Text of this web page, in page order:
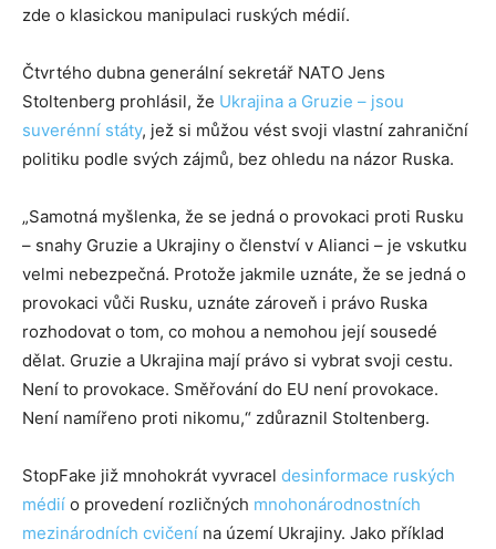
zde o klasickou manipulaci ruských médií.
Čtvrtého dubna generální sekretář NATO Jens
Stoltenberg prohlásil, že Ukrajina a Gruzie – jsou
suverénní státy, jež si můžou vést svoji vlastní zahraniční
politiku podle svých zájmů, bez ohledu na názor Ruska.
„Samotná myšlenka, že se jedná o provokaci proti Rusku
– snahy Gruzie a Ukrajiny o členství v Alianci – je vskutku
velmi nebezpečná. Protože jakmile uznáte, že se jedná o
provokaci vůči Rusku, uznáte zároveň i právo Ruska
rozhodovat o tom, co mohou a nemohou její sousedé
dělat. Gruzie a Ukrajina mají právo si vybrat svoji cestu.
Není to provokace. Směřování do EU není provokace.
Není namířeno proti nikomu,“ zdůraznil Stoltenberg.
StopFake již mnohokrát vyvracel desinformace ruských
médií o provedení rozličných mnohonárodnostních
mezinárodních cvičení na území Ukrajiny. Jako příklad